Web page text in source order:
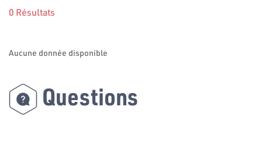
0 Résultats
Aucune donnée disponible
Questions